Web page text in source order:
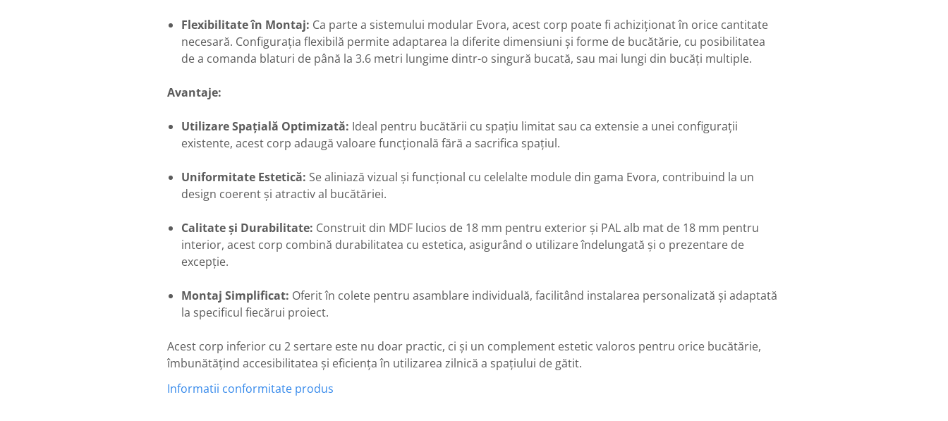
Flexibilitate în Montaj: Ca parte a sistemului modular Evora, acest corp poate fi achiziționat în orice cantitate
necesară. Configurația flexibilă permite adaptarea la diferite dimensiuni și forme de bucătărie, cu posibilitatea
de a comanda blaturi de până la 3.6 metri lungime dintr-o singură bucată, sau mai lungi din bucăți multiple.
Avantaje:
Utilizare Spațială Optimizată: Ideal pentru bucătării cu spațiu limitat sau ca extensie a unei configurații
existente, acest corp adaugă valoare funcțională fără a sacrifica spațiul.
Uniformitate Estetică: Se aliniază vizual și funcțional cu celelalte module din gama Evora, contribuind la un
design coerent și atractiv al bucătăriei.
Calitate și Durabilitate: Construit din MDF lucios de 18 mm pentru exterior și PAL alb mat de 18 mm pentru
interior, acest corp combină durabilitatea cu estetica, asigurând o utilizare îndelungată și o prezentare de
excepție.
Montaj Simplificat: Oferit în colete pentru asamblare individuală, facilitând instalarea personalizată și adaptată
la specificul fiecărui proiect.
Acest corp inferior cu 2 sertare este nu doar practic, ci și un complement estetic valoros pentru orice bucătărie,
îmbunătățind accesibilitatea și eficiența în utilizarea zilnică a spațiului de gătit.
Informatii conformitate produs